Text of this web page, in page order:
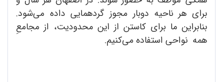
برای هر ناحیه دوبار مجوز گردهمایی داده می‌شود.
بنابراین ما برای کاستن از این محدودیت، از مجامعِ
همه نواحی استفاده می‌کنیم.